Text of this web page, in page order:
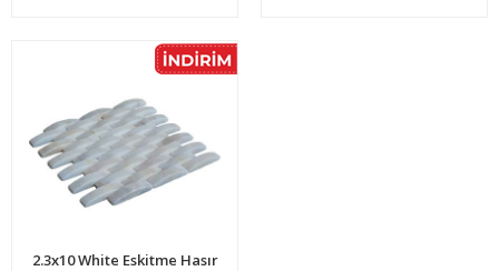
2.3x10 White Eskitme Hasır